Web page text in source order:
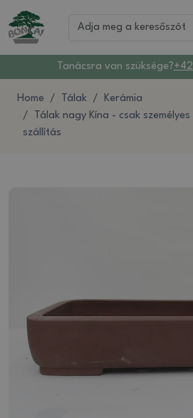
Tanácsra van szüksége?
Home Tálak
Kerámia
Tálak nagy Kína - csak
szállítás